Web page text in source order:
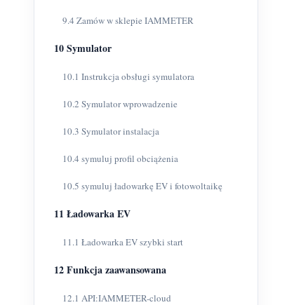
9.4 Zamów w sklepie IAMMETER
10 Symulator
10.1 Instrukcja obsługi symulatora
10.2 Symulator wprowadzenie
10.3 Symulator instalacja
10.4 symuluj profil obciążenia
10.5 symuluj ładowarkę EV i fotowoltaikę
11 Ładowarka EV
11.1 Ładowarka EV szybki start
12 Funkcja zaawansowana
12.1 API:IAMMETER-cloud